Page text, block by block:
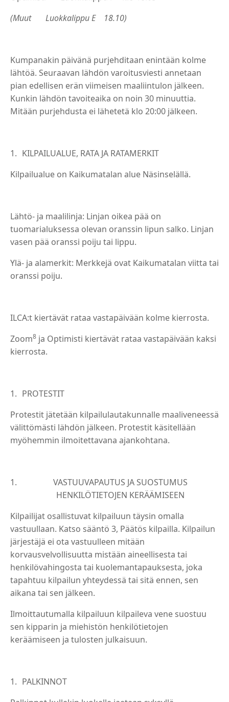
(MuutLuokkalippu E 18.10)
Kumpanakin päivänä purjehditaan enintään kolme
lähtöä. Seuraavan lähdön varoitusviesti annetaan
pian edellisen erän viimeisen maaliintulon jälkeen.
Kunkin lähdön tavoiteaika on noin 30 minuuttia.
Mitään purjehdusta ei lähetetä klo 20:00 jälkeen.
KILPAILUALUE, RATA JA RATAMERKIT
Kilpailualue on Kaikumatalan alue Näsinselällä.
Lähtö- ja maalilinja: Linjan oikea pää on
tuomarialuksessa olevan oranssin lipun salko. Linjan
vasen pää oranssi poiju tai lippu.
Ylä- ja alamerkit: Merkkejä ovat Kaikumatalan viitta tai
oranssi poiju.
ILCA:t kiertävät rataa vastapäivään kolme kierrosta.
Zoom8 ja Optimisti kiertävät rataa vastapäivään kaksi
kierrosta.
PROTESTIT
Protestit jätetään kilpailulautakunnalle maaliveneessä
välittömästi lähdön jälkeen. Protestit käsitellään
myöhemmin ilmoitettavana ajankohtana.
VASTUUVAPAUTUS JA SUOSTUMUS
HENKILÖTIETOJEN KERÄÄMISEEN
Kilpailijat osallistuvat kilpailuun täysin omalla
vastuullaan. Katso sääntö 3, Päätös kilpailla. Kilpailun
järjestäjä ei ota vastuulleen mitään
korvausvelvollisuutta mistään aineellisesta tai
henkilövahingosta tai kuolemantapauksesta, joka
tapahtuu kilpailun yhteydessä tai sitä ennen, sen
aikana tai sen jälkeen.
Ilmoittautumalla kilpailuun kilpaileva vene suostuu
sen kipparin ja miehistön henkilötietojen
keräämiseen ja tulosten julkaisuun.
PALKINNOT